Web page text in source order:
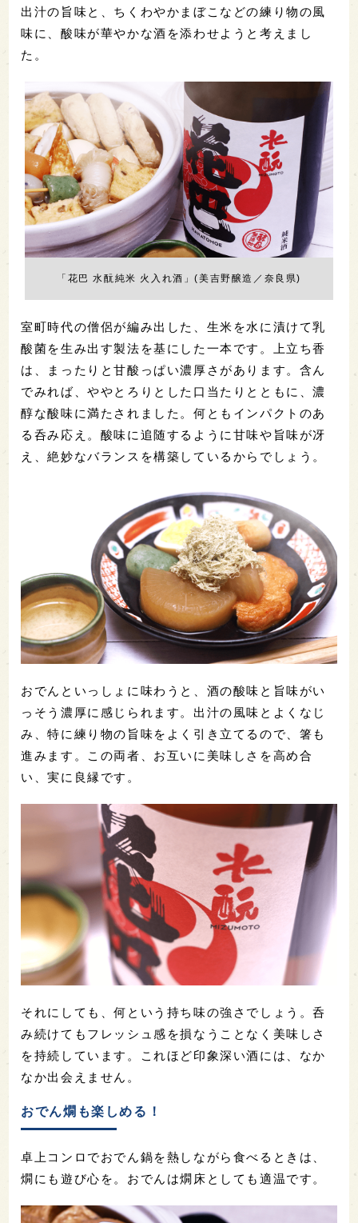
出汁の旨味と、ちくわやかまぼこなどの練り物の風
味に、酸味が華やかな酒を添わせようと考えまし
た。
「花巴 水酛純米 火入れ酒」(美吉野醸造／奈良県)
室町時代の僧侶が編み出した、生米を水に漬けて乳
酸菌を生み出す製法を基にした一本です。上立ち香
は、まったりと甘酸っぱい濃厚さがあります。含ん
でみれば、ややとろりとした口当たりとともに、濃
醇な酸味に満たされました。何ともインパクトのあ
る呑み応え。酸味に追随するように甘味や旨味が冴
え、絶妙なバランスを構築しているからでしょう。
おでんといっしょに味わうと、酒の酸味と旨味がい
っそう濃厚に感じられます。出汁の風味とよくなじ
み、特に練り物の旨味をよく引き立てるので、箸も
進みます。この両者、お互いに美味しさを高め合
い、実に良縁です。
それにしても、何という持ち味の強さでしょう。呑
み続けてもフレッシュ感を損なうことなく美味しさ
を持続しています。これほど印象深い酒には、なか
なか出会えません。
おでん燗も楽しめる！
卓上コンロでおでん鍋を熱しながら食べるときは、
燗にも遊び心を。おでんは燗床としても適温です。